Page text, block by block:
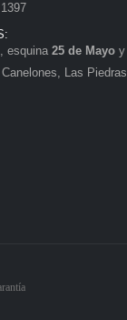
, esquina 25 de Mayo y
Las Piedras